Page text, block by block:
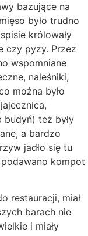
bazujące na
było trudno
królowały
czy pyzy. Przez
wspomniane
naleśniki,
można było
budyń) też były
a bardzo
jadło się tu
kompot
restauracji, miał
barach nie
i miały